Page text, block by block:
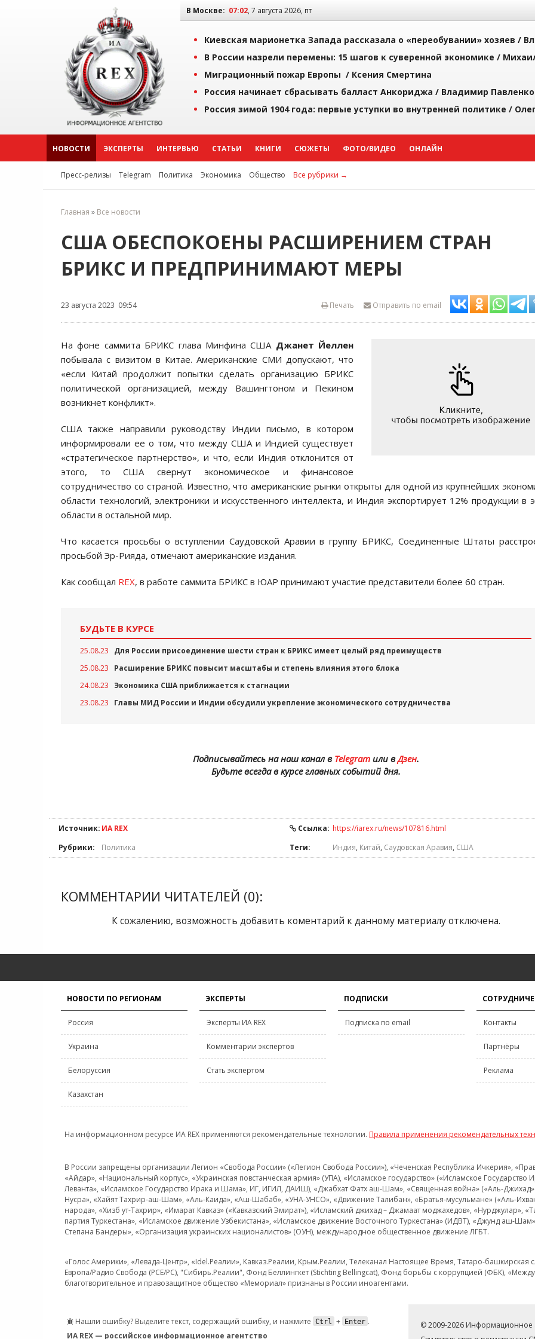
В Москве: 07:02, 7 августа 2026, пт
Киевская марионетка Запада рассказала о «переобувании» хозяев /
В России назрели перемены: 15 шагов к суверенной экономике /
Миграционный пожар Европы / Ксения Смертина
Россия начинает сбрасывать балласт Анкориджа / Владимир Павленко
Россия зимой 1904 года: первые уступки во внутренней политике /
НОВОСТИ ЭКСПЕРТЫ ИНТЕРВЬЮ СТАТЬИ КНИГИ СЮЖЕТЫ ФОТО/ВИДЕО ОНЛАЙН
Пресс-релизы Telegram Политика Экономика Общество Все рубрики →
Главная » Все новости
США ОБЕСПОКОЕНЫ РАСШИРЕНИЕМ СТРАН
БРИКС И ПРЕДПРИНИМАЮТ МЕРЫ
23 августа 2023 09:54 Отправить по email
Печать
На фоне саммита БРИКС глава Минфина США Джанет Йеллен
побывала с визитом в Китае. Американские СМИ допускают, что
«если Китай продолжит попытки сделать организацию БРИКС
политической организацией, между Вашингтоном и Пекином
возникнет конфликт».
США также направили руководству Индии письмо, в котором
информировали ее о том, что между США и Индией существует
«стратегическое партнерство», и что, если Индия отклонится от
этого, то США свернут экономическое и финансовое
сотрудничество со страной. Известно, что американские рынки открыты для одной из крупнейших
области технологий, электроники и искусственного интеллекта, и Индия экспортирует 12% продукции в
области в остальной мир.
Что касается просьбы о вступлении Саудовской Аравии в группу БРИКС, Соединенные Штаты
просьбой Эр-Рияда, отмечают американские издания.
Как сообщал REX, в работе саммита БРИКС в ЮАР принимают участие представители более 60 стран.
БУДЬТЕ В КУРСЕ
25.08.23
Для России присоединение шести стран к БРИКС имеет целый ряд преимуществ
25.08.23
Расширение БРИКС повысит масштабы и степень влияния этого блока
24.08.23
Экономика США приближается к стагнации
23.08.23
Главы МИД России и Индии обсудили укрепление экономического сотрудничества
Подписывайтесь на наш канал в Telegramили вДзен.
Будьте всегда в курсе главных событий дня.
Источник: ИА REX Ссылка: https://iarex.ru/news/107816.html
Рубрики:
Политика Теги: Индия, Китай, Саудовская Аравия, США
КОММЕНТАРИИ ЧИТАТЕЛЕЙ (0):
К сожалению, возможность добавить коментарий к данному материалу отключена.
НОВОСТИ ПО РЕГИОНАМ
Россия
Украина
Белоруссия
Казахстан
ЭКСПЕРТЫ
Эксперты ИА REX
Комментарии экспертов
Стать экспертом
ПОДПИСКИ
Подписка по email Контакты
Партнёры
Реклама
На информационном ресурсе ИА REX применяются рекомендательные технологии. Правила применения рекомендательных
В России запрещены организации Легион «Свобода России» («Легион Свобода России»), «Чеченская Республика Ичкерия»,
«Айдар», «Национальный корпус», «Украинская повстанческая армия» (УПА), «Исламское государство» («Исламское
Леванта», «Исламское Государство Ирака и Шама», ИГ, ИГИЛ, ДАИШ), «Джабхат Фатх аш-Шам», «Священная война» («Аль-Джихад»
Нусра», «Хайят Тахрир-аш-Шам», «Аль-Каида», «Аш-Шабаб», «УНА-УНСО», «Движение Талибан», «Братья-мусульмане» («Аль-
народа», «Хизб ут-Тахрир», «Имарат Кавказ» («Кавказский Эмират»), «Исламский джихад – Джамаат моджахедов», «Нурджулар»,
партия Туркестана», «Исламское движение Узбекистана», «Исламское движение Восточного Туркестана» (ИДВТ), «Джунд аш-
Степана Бандеры», «Организация украинских националистов» (ОУН), международное общественное движение ЛГБТ.
«Голос Америки», «Левада-Центр», «Idel.Реалии», Кавказ.Реалии, Крым.Реалии, Телеканал Настоящее Время, Татаро-
Европа/Радио Свобода (PCE/PC), "Сибирь.Реалии", Фонд Беллингкет (Stichting Bellingcat), Фонд борьбы с коррупцией (ФБК),
благотворительное и правозащитное общество «Мемориал» признаны в России иноагентами.
Нашли ошибку? Выделите текст, содержащий ошибку, и нажмите Ctrl + Enter .
ИА REX — российское информационное агентство
© 2009-2026 Информационное